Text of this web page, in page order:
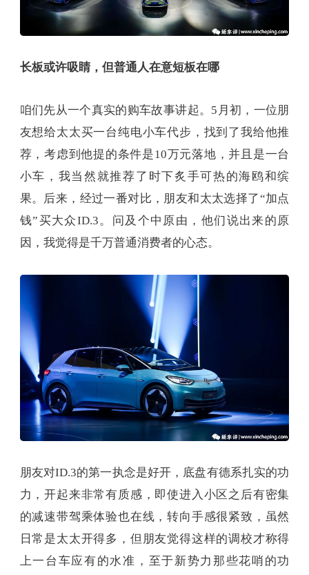
长板或许吸睛，但普通人在意短板在哪
咱们先从一个真实的购车故事讲起。5月初，一位朋
友想给太太买一台纯电小车代步，找到了我给他推
荐，考虑到他提的条件是10万元落地，并且是一台
小车，我当然就推荐了时下炙手可热的海鸥和缤
果。后来，经过一番对比，朋友和太太选择了“加点
钱”买大众ID.3。问及个中原由，他们说出来的原
因，我觉得是千万普通消费者的心态。
朋友对ID.3的第一执念是好开，底盘有德系扎实的功
力，开起来非常有质感，即使进入小区之后有密集
的减速带驾乘体验也在线，转向手感很紧致，虽然
日常是太太开得多，但朋友觉得这样的调校才称得
上一台车应有的水准，至于新势力那些花哨的功